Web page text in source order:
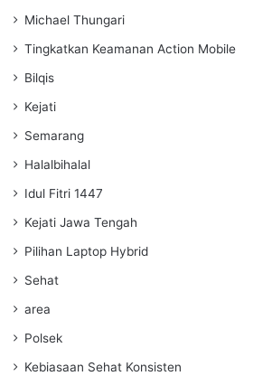
Michael Thungari
Tingkatkan Keamanan Action Mobile
Bilqis
Kejati
Semarang
Halalbihalal
Idul Fitri 1447
Kejati Jawa Tengah
Pilihan Laptop Hybrid
Sehat
area
Polsek
Kebiasaan Sehat Konsisten